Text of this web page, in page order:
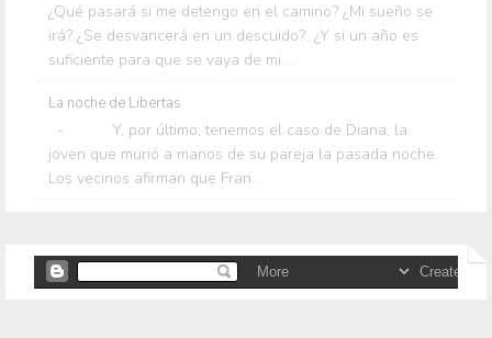
¿Qué pasará si me detengo en el camino? ¿Mi sueño se
irá? ¿Se desvancerá en un descuido? ¿Y si un año es
suficiente para que se vaya de mi ...
La noche de Libertas
- Y, por último, tenemos el caso de Diana, la
joven que murió a manos de su pareja la pasada noche.
Los vecinos afirman que Fran...